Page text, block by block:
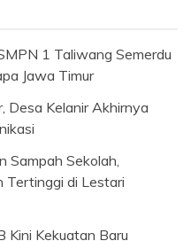
1 Taliwang Semerdu
Jawa Timur
Desa Kelanir Akhirnya
Sampah Sekolah,
Tertinggi di Lestari
Kini Kekuatan Baru